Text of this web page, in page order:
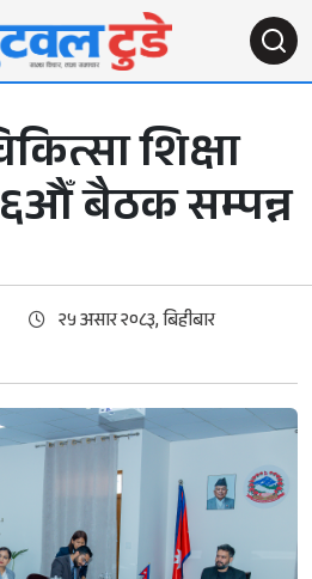
शिक्षा
बैठक सम्पन्न
२५ असार २०८३, बिहीबार